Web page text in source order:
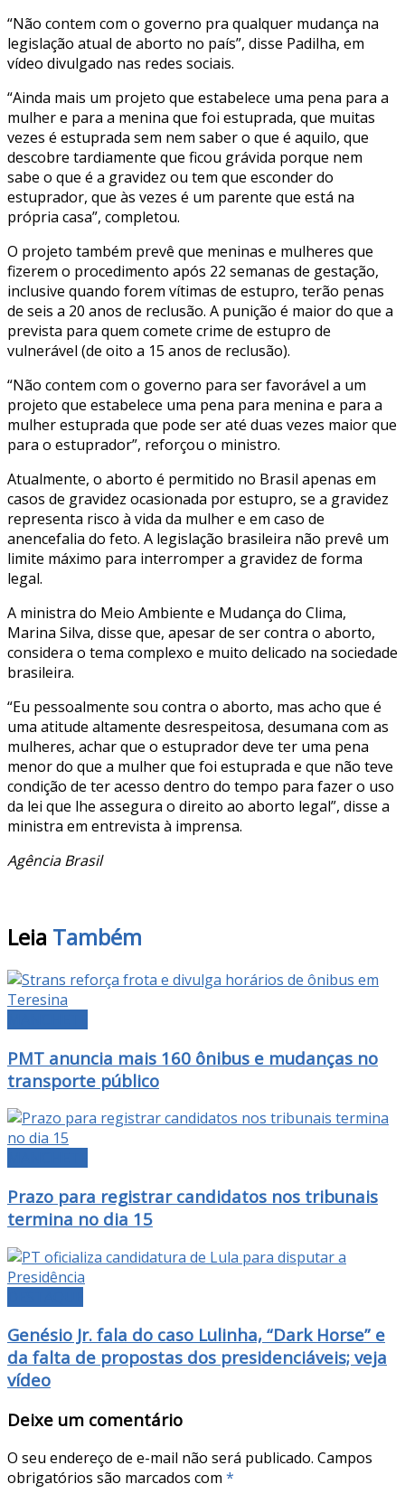
“Não contem com o governo pra qualquer mudança na
legislação atual de aborto no país”, disse Padilha, em
vídeo divulgado nas redes sociais.
“Ainda mais um projeto que estabelece uma pena para a
mulher e para a menina que foi estuprada, que muitas
vezes é estuprada sem nem saber o que é aquilo, que
descobre tardiamente que ficou grávida porque nem
sabe o que é a gravidez ou tem que esconder do
estuprador, que às vezes é um parente que está na
própria casa”, completou.
O projeto também prevê que meninas e mulheres que
fizerem o procedimento após 22 semanas de gestação,
inclusive quando forem vítimas de estupro, terão penas
de seis a 20 anos de reclusão. A punição é maior do que a
prevista para quem comete crime de estupro de
vulnerável (de oito a 15 anos de reclusão).
“Não contem com o governo para ser favorável a um
projeto que estabelece uma pena para menina e para a
mulher estuprada que pode ser até duas vezes maior que
para o estuprador”, reforçou o ministro.
Atualmente, o aborto é permitido no Brasil apenas em
casos de gravidez ocasionada por estupro, se a gravidez
representa risco à vida da mulher e em caso de
anencefalia do feto. A legislação brasileira não prevê um
limite máximo para interromper a gravidez de forma
legal.
A ministra do Meio Ambiente e Mudança do Clima,
Marina Silva, disse que, apesar de ser contra o aborto,
considera o tema complexo e muito delicado na sociedade
brasileira.
“Eu pessoalmente sou contra o aborto, mas acho que é
uma atitude altamente desrespeitosa, desumana com as
mulheres, achar que o estuprador deve ter uma pena
menor do que a mulher que foi estuprada e que não teve
condição de ter acesso dentro do tempo para fazer o uso
da lei que lhe assegura o direito ao aborto legal”, disse a
ministra em entrevista à imprensa.
Agência Brasil
Leia Também
PMT anuncia mais 160 ônibus e mudanças no
transporte público
Prazo para registrar candidatos nos tribunais
termina no dia 15
Genésio Jr. fala do caso Lulinha, “Dark Horse” e
da falta de propostas dos presidenciáveis; veja
vídeo
Deixe um comentário
O seu endereço de e-mail não será publicado. Campos
obrigatórios são marcados com *